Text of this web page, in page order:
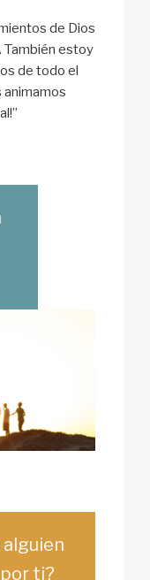
de Dios
También estoy
de todo el
animamos
alguien
por ti?